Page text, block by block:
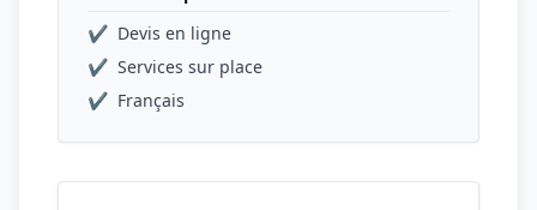
✔ Devis en ligne
✔ Services sur place
✔ Français